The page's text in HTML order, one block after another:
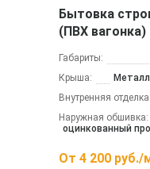
Бытовка
(ПВХ вагонка)
Габариты:
Крыша:
Внутренняя отделка:
Наружная обшивка:
оцинкованный
От 4 200 руб./